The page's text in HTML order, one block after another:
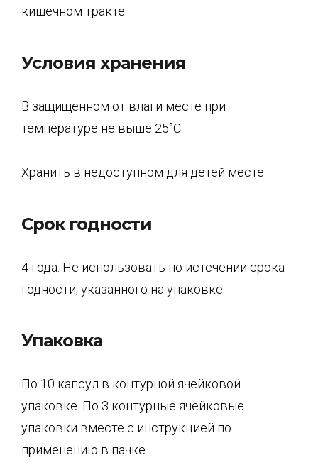
кишечном тракте.
Условия хранения
В защищенном от влаги месте при
температуре не выше 25°C.
Хранить в недоступном для детей месте.
Срок годности
4 года. Не использовать по истечении срока
годности, указанного на упаковке.
Упаковка
По 10 капсул в контурной ячейковой
упаковке. По 3 контурные ячейковые
упаковки вместе с инструкцией по
применению в пачке.